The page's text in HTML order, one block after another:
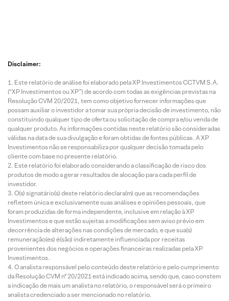
Disclaimer:
Este relatório de análise foi elaborado pela XP Investimentos CCTVM S.A.
(“XP Investimentos ou XP”) de acordo com todas as exigências previstas na
Resolução CVM 20/2021, tem como objetivo fornecer informações que
possam auxiliar o investidor a tomar sua própria decisão de investimento, não
constituindo qualquer tipo de oferta ou solicitação de compra e/ou venda de
qualquer produto. As informações contidas neste relatório são consideradas
válidas na data de sua divulgação e foram obtidas de fontes públicas. A XP
Investimentos não se responsabiliza por qualquer decisão tomada pelo
cliente com base no presente relatório.
Este relatório foi elaborado considerando a classificação de risco dos
produtos de modo a gerar resultados de alocação para cada perfil de
investidor.
O(s) signatário(s) deste relatório declara(m) que as recomendações
refletem única e exclusivamente suas análises e opiniões pessoais, que
foram produzidas de forma independente, inclusive em relação à XP
Investimentos e que estão sujeitas a modificações sem aviso prévio em
decorrência de alterações nas condições de mercado, e que sua(s)
remuneração(es) é(são) indiretamente influenciada por receitas
provenientes dos negócios e operações financeiras realizadas pela XP
Investimentos.
O analista responsável pelo conteúdo deste relatório e pelo cumprimento
da Resolução CVM nº 20/2021 está indicado acima, sendo que, caso constem
a indicação de mais um analista no relatório, o responsável será o primeiro
analista credenciado a ser mencionado no relatório.